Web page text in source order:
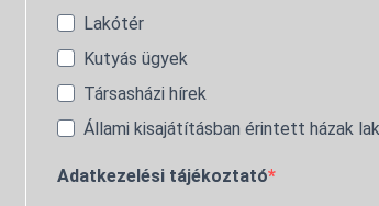
Lakótér
Kutyás ügyek
Társasházi hírek
Állami kisajátításban érintett házak
Adatkezelési tájékoztató